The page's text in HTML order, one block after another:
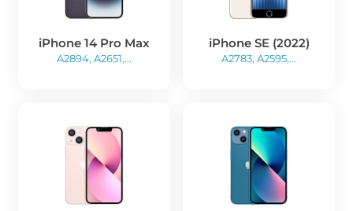
iPhone 14 Pro Max
A2894, A2651,...
iPhone SE (2022)
A2783, A2595,...